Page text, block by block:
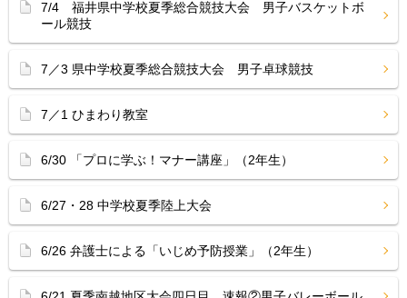
7/4 福井県中学校夏季総合競技大会 男子バスケットボ
ール競技
7／3 県中学校夏季総合競技大会 男子卓球競技
7／1 ひまわり教室
6/30 「プロに学ぶ！マナー講座」（2年生）
6/27・28 中学校夏季陸上大会
6/26 弁護士による「いじめ予防授業」（2年生）